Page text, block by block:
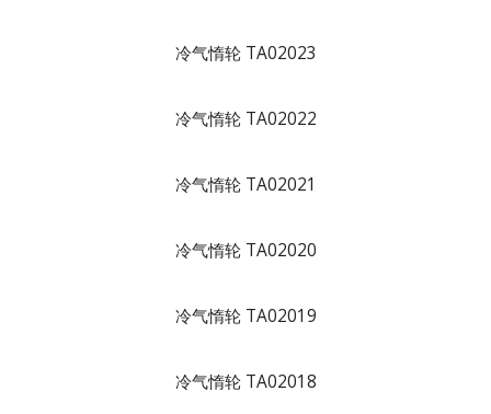
冷气惰轮 TA02023
冷气惰轮 TA02022
冷气惰轮 TA02021
冷气惰轮 TA02020
冷气惰轮 TA02019
冷气惰轮 TA02018